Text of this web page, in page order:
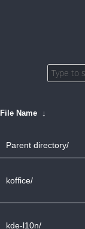
File Name ↓
Parent directory/
koffice/
kde-l10n/